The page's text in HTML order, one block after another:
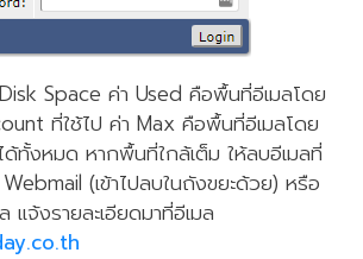
Space ค่า Used คือพื้นที่อีเมลโดย
ที่ใช้ไป ค่า Max คือพื้นที่อีเมลโดย
ด้ทั้งหมด หากพื้นที่ใกล้เต็ม ให้ลบอีเมลที่
(เข้าไปลบในถังขยะด้วย) หรือ
แจ้งรายละเอียดมาที่อีเมล